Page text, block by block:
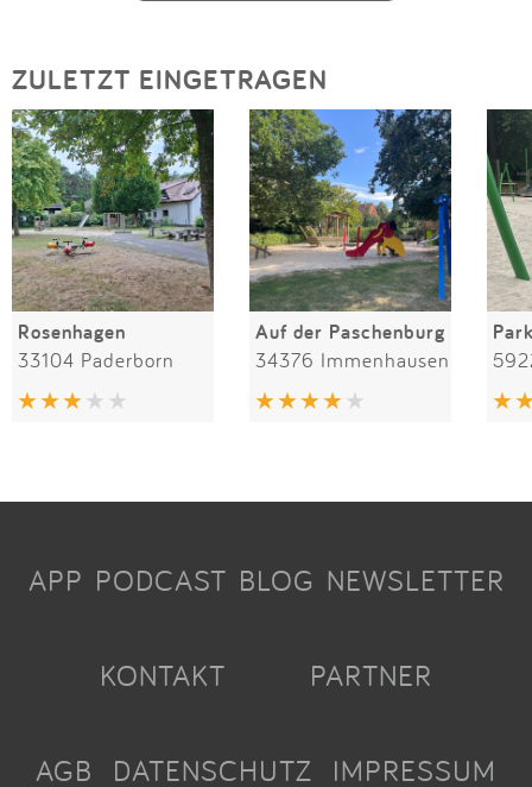
ZULETZT EINGETRAGEN
Rosenhagen
33104 Paderborn
Auf der Paschenburg
34376 Immenhausen
APP PODCAST BLOG NEWSLETTER
KONTAKT PARTNER
AGB DATENSCHUTZ IMPRESSUM